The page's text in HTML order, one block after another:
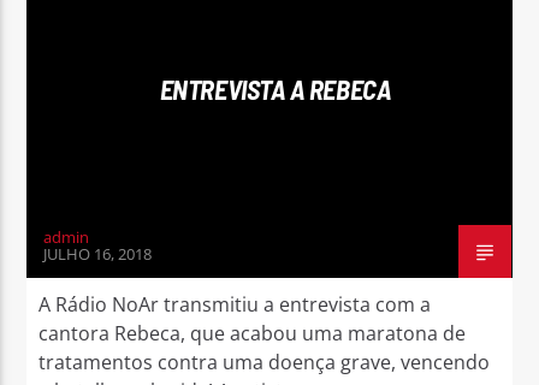
ENTREVISTA A REBECA
admin
JULHO 16, 2018
A Rádio NoAr transmitiu a entrevista com a
cantora Rebeca, que acabou uma maratona de
tratamentos contra uma doença grave, vencendo